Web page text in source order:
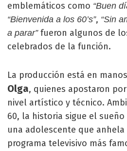
emblemáticos como “Buen
“Bienvenida a los 60’s”, “Sin
a parar”fueron algunos de
celebrados de la función.
La producción está en
Olga, quienes apostaron
nivel artístico y técnico.
60, la historia sigue el sueño
una adolescente que
programa televisivo más